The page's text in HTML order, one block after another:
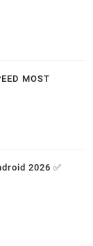
MOST
2026 ✅